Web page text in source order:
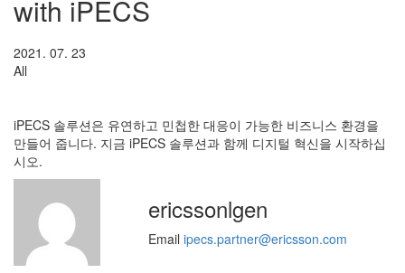
with iPECS
2021. 07. 23
All
iPECS 솔루션은 유연하고 민첩한 대응이 가능한 비즈니스 환경을
만들어 줍니다. 지금 iPECS 솔루션과 함께 디지털 혁신을 시작하십
시오.
ericssonlgen
Emailipecs.partner@ericsson.com